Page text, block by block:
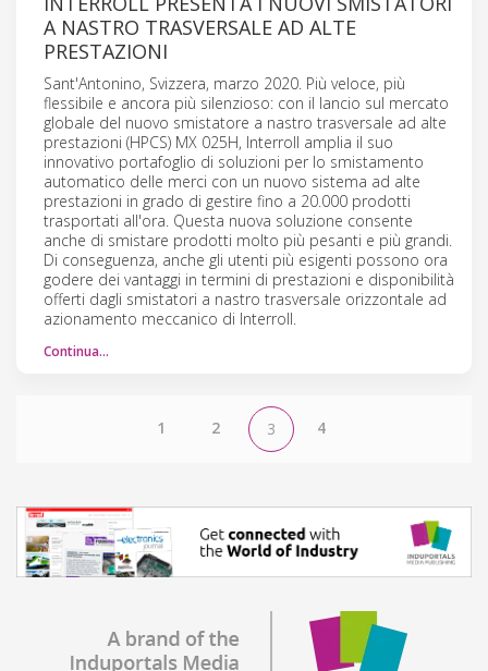
A NASTRO TRASVERSALE AD ALTE
PRESTAZIONI
Sant'Antonino, Svizzera, marzo 2020. Più veloce, più
flessibile e ancora più silenzioso: con il lancio sul mercato
globale del nuovo smistatore a nastro trasversale ad alte
prestazioni (HPCS) MX 025H, Interroll amplia il suo
innovativo portafoglio di soluzioni per lo smistamento
automatico delle merci con un nuovo sistema ad alte
prestazioni in grado di gestire fino a 20.000 prodotti
trasportati all'ora. Questa nuova soluzione consente
anche di smistare prodotti molto più pesanti e più grandi.
Di conseguenza, anche gli utenti più esigenti possono ora
godere dei vantaggi in termini di prestazioni e disponibilità
offerti dagli smistatori a nastro trasversale orizzontale ad
azionamento meccanico di Interroll.
Continua…
1 2 3 4